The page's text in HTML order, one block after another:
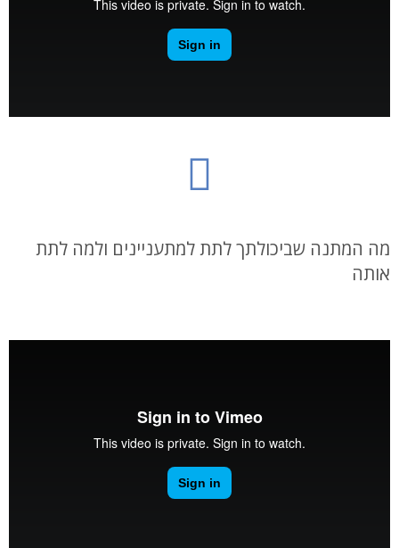
מה המתנה שביכולתך לתת למתעניינים ולמה לתת
אותה